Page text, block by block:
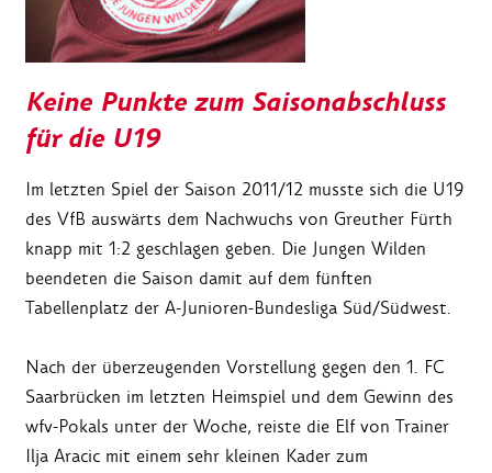
Keine Punkte zum Saisonabschluss
für die U19
Im letzten Spiel der Saison 2011/12 musste sich die U19
des VfB auswärts dem Nachwuchs von Greuther Fürth
knapp mit 1:2 geschlagen geben. Die Jungen Wilden
beendeten die Saison damit auf dem fünften
Tabellenplatz der A-Junioren-Bundesliga Süd/Südwest.
Nach der überzeugenden Vorstellung gegen den 1. FC
Saarbrücken im letzten Heimspiel und dem Gewinn des
wfv-Pokals unter der Woche, reiste die Elf von Trainer
Ilja Aracic mit einem sehr kleinen Kader zum